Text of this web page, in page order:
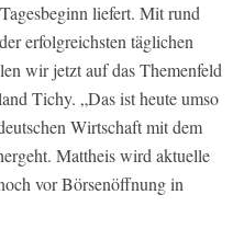
liefert. Mit rund
erfolgreichsten täglichen
wir jetzt auf das Themenfeld
Tichy. „Das ist heute umso
Wirtschaft mit dem
Mattheis wird aktuelle
vor Börsenöffnung in